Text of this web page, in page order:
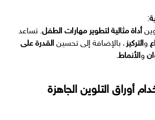
:
أداة مثالية لتطوير مهارات الطفل. تساعد
والتركيز ، بالإضافة إلى تحسين القدرة على
والأنماط.
أوراق التلوين الجاهزة